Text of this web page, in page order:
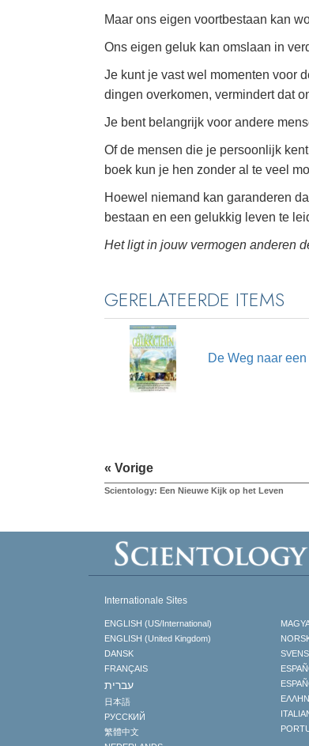
Maar ons eigen voortbestaan kan
Ons eigen geluk kan omslaan in
Je kunt je vast wel momenten voor
dingen overkomen, vermindert dat
Je bent belangrijk voor andere
Of de mensen die je persoonlijk
boek kun je hen zonder al te veel
Hoewel niemand kan garanderen
bestaan en een gelukkig leven te
Het ligt in jouw vermogen anderen
GERELATEERDE ITEMS
De Weg naar
« Vorige
Scientology: Een Nieuwe Kijk op het Leven
Internationale Sites
ENGLISH (US/International)
ENGLISH (United Kingdom)
DANSK
FRANÇAIS
עברית
日本語
РУССКИЙ
繁體中文